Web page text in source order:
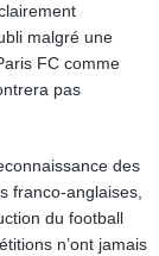
malgré une
FC comme
pas
des
franco-anglaises,
du football
n’ont jamais